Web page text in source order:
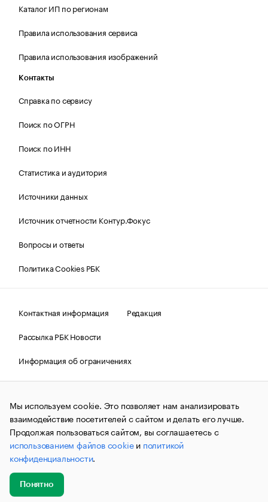
Каталог ИП по регионам
Правила использования сервиса
Правила использования изображений
Контакты
Справка по сервису
Поиск по ОГРН
Поиск по ИНН
Статистика и аудитория
Источники данных
Источник отчетности Контур.Фокус
Вопросы и ответы
Политика Cookies РБК
Контактная информация
Редакция
Рассылка РБК Новости
Информация об ограничениях
Правовая информация
О соблюдении авторских прав
© АО «РОСБИЗНЕСКОНСАЛТИНГ»,1995–2026.Сообщения
и материалы информационного агентства «РБК»
(зарегистрировано Федеральной службой по надзору в сфере
связи, информационных технологий и массовых
коммуникаций (Роскомнадзор) 09.12.2015 за номером ИА
№ФС77-63848) сопровождаются пометкой «РБК». Отдельные
публикации могут содержать информацию,
не предназначенную для пользователей
до 18 лет.
Мы используем cookie. Это позволяет нам анализировать
взаимодействие посетителей с сайтом и делать его лучше.
Продолжая пользоваться сайтом, вы соглашаетесь с
использованием файлов cookieи политикой
конфиденциальности.
Понятно